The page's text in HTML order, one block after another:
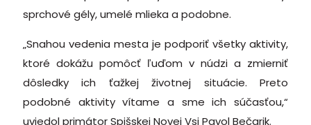
sprchové gély, umelé mlieka a podobne.
„Snahou vedenia mesta je podporiť všetky aktivity,
ktoré dokážu pomôcť ľuďom v núdzi a zmierniť
dôsledky ich ťažkej životnej situácie. Preto
podobné aktivity vítame a sme ich súčasťou,“
uviedol primátor Spišskej Novej Vsi Pavol Bečarik.